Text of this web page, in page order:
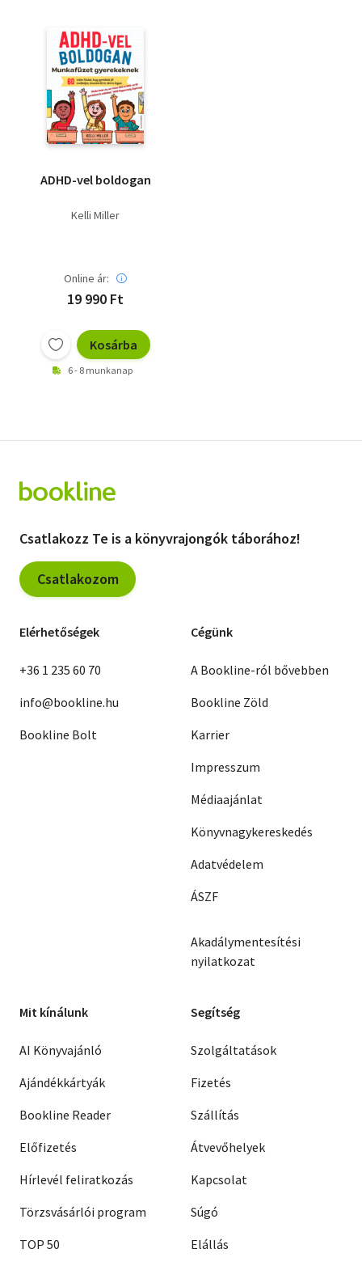
ADHD-vel boldogan
Kelli Miller
Online ár:
19 990 Ft
Kosárba
6 - 8 munkanap
Csatlakozz Te is a könyvrajongók táborához!
Csatlakozom
Elérhetőségek
+36 1 235 60 70
info@bookline.hu
Bookline Bolt
Cégünk
A Bookline-ról bővebben
Bookline Zöld
Karrier
Impresszum
Médiaajánlat
Könyvnagykereskedés
Adatvédelem
ÁSZF
Akadálymentesítési
nyilatkozat
Mit kínálunk
AI Könyvajánló
Ajándékkártyák
Bookline Reader
Előfizetés
Hírlevél feliratkozás
Törzsvásárlói program
TOP 50
Segítség
Szolgáltatások
Fizetés
Szállítás
Átvevőhelyek
Kapcsolat
Súgó
Elállás